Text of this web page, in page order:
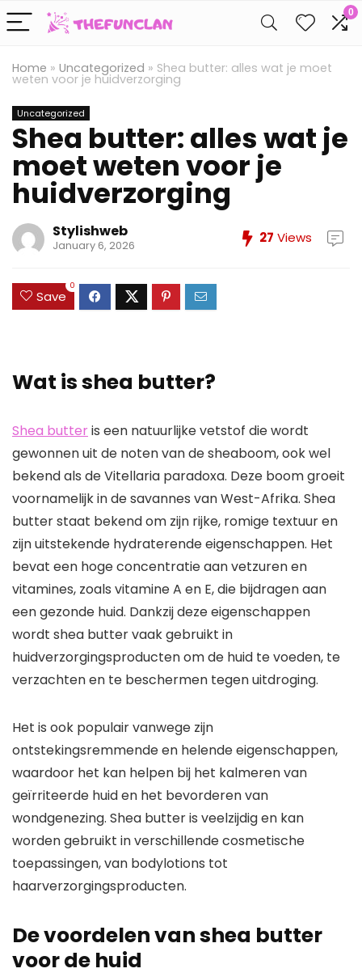
0
Home » Uncategorized » Shea butter: alles wat je moet
weten voor je huidverzorging
Uncategorized
Shea butter: alles wat je
moet weten voor je
huidverzorging
Stylishweb
January 6, 2026 27 Views
Save
0
Wat is shea butter?
Shea butteris een natuurlijke vetstof die wordt
gewonnen uit de noten van de sheaboom, ook wel
bekend als de Vitellaria paradoxa. Deze boom groeit
voornamelijk in de savannes van West-Afrika. Shea
butter staat bekend om zijn rijke, romige textuur en
zijn uitstekende hydraterende eigenschappen. Het
bevat een hoge concentratie aan vetzuren en
vitamines, zoals vitamine A en E, die bijdragen aan
een gezonde huid. Dankzij deze eigenschappen
wordt shea butter vaak gebruikt in
huidverzorgingsproducten om de huid te voeden, te
verzachten en te beschermen tegen uitdroging.
Het is ook populair vanwege zijn
ontstekingsremmende en helende eigenschappen,
waardoor het kan helpen bij het kalmeren van
geïrriteerde huid en het bevorderen van
wondgenezing. Shea butter is veelzijdig en kan
worden gebruikt in verschillende cosmetische
toepassingen, van bodylotions tot
haarverzorgingsproducten.
De voordelen van shea butter
voor de huid